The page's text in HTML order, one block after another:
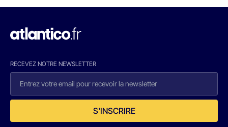
RECEVEZ NOTRE NEWSLETTER
S'INSCRIRE